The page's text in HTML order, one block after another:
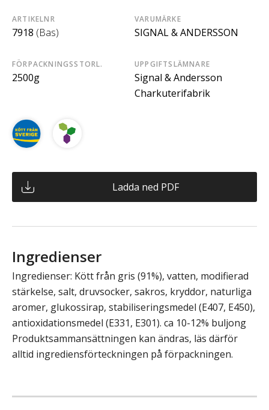
ARTIKELNR
7918 (Bas)
VARUMÄRKE
SIGNAL & ANDERSSON
FÖRPACKNINGSSTORL.
2500g
UPPGIFTSLÄMNARE
Signal & Andersson
Charkuterifabrik
Ladda ned PDF
Ingredienser
Ingredienser: Kött från gris (91%), vatten, modifierad
stärkelse, salt, druvsocker, sakros, kryddor, naturliga
aromer, glukossirap, stabiliseringsmedel (E407, E450),
antioxidationsmedel (E331, E301). ca 10-12% buljong
Produktsammansättningen kan ändras, läs därför
alltid ingrediensförteckningen på förpackningen.